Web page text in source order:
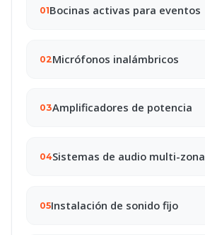
01Bocinas activas para eventos
02Micrófonos inalámbricos
03Amplificadores de potencia
04Sistemas de audio multi-zona
05Instalación de sonido fijo